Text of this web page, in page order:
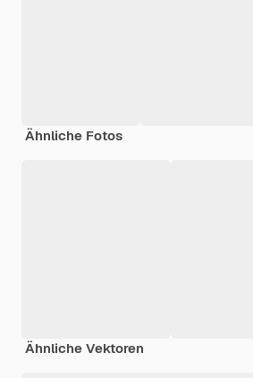
Ähnliche Fotos
Ähnliche Vektoren